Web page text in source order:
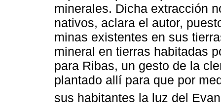
minerales. Dicha extracción
nativos, aclara el autor,
minas existentes en sus
mineral en tierras habitadas
para Ribas, un gesto de la
plantado allí para que por
sus habitantes la luz del